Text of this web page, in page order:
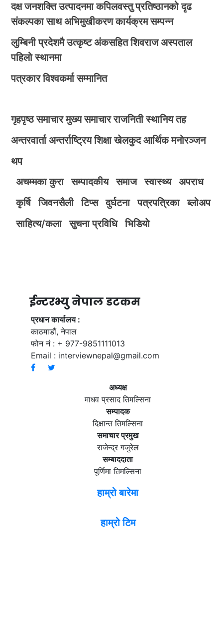
दक्ष जनशक्ति उत्पादनमा कपिलवस्तु प्रतिष्ठानको दृढ
संकल्पका साथ अभिमुखीकरण कार्यक्रम सम्पन्न
लुम्बिनी प्रदेशमै उत्कृष्ट अंकसहित शिवराज अस्पताल
पहिलो स्थानमा
पत्रकार विश्वकर्मा सम्मानित
गृहपृष्ठ समाचार मुख्य समाचार राजनिती स्थानिय तह
अन्तरवार्ता अन्तर्राष्ट्रिय शिक्षा खेलकुद आर्थिक मनोरञ्जन
थप
अचम्मका कुरा
सम्पादकीय समाज स्वास्थ्य
अपराध
कृर्षि
जिवनसैली टिप्स दुर्घटना पत्रपत्रिका
ब्लोअप
साहित्य/कला
सुचना प्रविधि भिडियाे
ईन्टरभ्यु नेपाल डटकम
प्रधान कार्यालय :
काठमाडौं, नेपाल
फोन नं : + 977-9851111013
Email : interviewnepal@gmail.com
अध्यक्ष
माधव प्रसाद तिमल्सिना
सम्पादक
दिक्षान्त तिमल्सिना
समाचार प्रमुख
राजेन्द्र गजुरेल
सम्बाददाता
पूर्णिमा तिमल्सिना
हाम्रो बारेमा
हाम्रो टिम